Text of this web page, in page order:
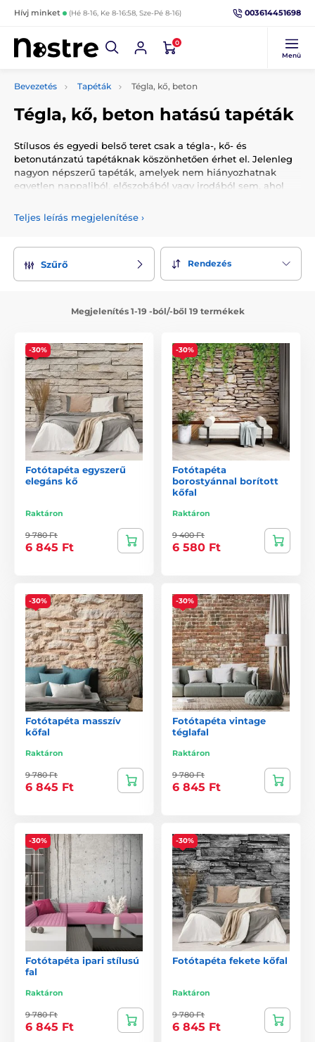
Hívj minket (Hé 8-16, Ke 8-16:58, Sze-Pé 8-16) 003614451698
0
Menü
Bevezetés Tapéták Tégla, kő, beton
Tégla, kő, beton hatású tapéták
Stílusos és egyedi belső teret csak a tégla-, kő- és
betonutánzatú tapétáknak köszönhetően érhet el. Jelenleg
nagyon népszerű tapéták, amelyek nem hiányozhatnak
egyetlen nappaliból, előszobából vagy irodából sem, ahol
azon gondolkodik, hogyan lehetne élénkíteni a falakat
irodájában, üzletében vagy gyártócsarnokában, nem fog
kiegészítő, egy kis természetet visz a falra. Tehát ne
habozzon és válassza a lakberendezést, ami ráadásul
kedvezőbb, mint egy valódi téglával, kővel és betonnal
Teljes leírás megjelenítése ›
Szűrő Rendezés
Megjelenítés 1-19 -ból/-ből 19 termékek
-30%
Fotótapéta egyszerű
elegáns kő
Raktáron
9 780 Ft
6 845 Ft
-30%
Fotótapéta
borostyánnal borított
kőfal
Raktáron
9 400 Ft
6 580 Ft
-30%
Fotótapéta masszív
kőfal
Raktáron
9 780 Ft
6 845 Ft
-30%
Fotótapéta vintage
téglafal
Raktáron
9 780 Ft
6 845 Ft
-30%
Fotótapéta ipari stílusú
fal
Raktáron
9 780 Ft
6 845 Ft
-30%
Fotótapéta fekete kőfal
Raktáron
9 780 Ft
6 845 Ft